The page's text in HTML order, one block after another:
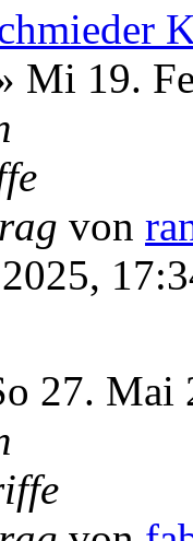
Mi 19.
von
27. Mai